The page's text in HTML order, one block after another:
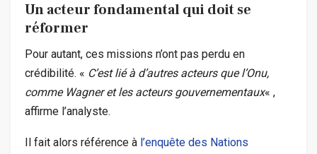
Un acteur fondamental qui doit se
réformer
Pour autant, ces missions n’ont pas perdu en
crédibilité. « C’est lié à d’autres acteurs que l’Onu,
comme Wagner et les acteurs gouvernementaux« ,
affirme l’analyste.
Il fait alors référence à l’enquête des Nations